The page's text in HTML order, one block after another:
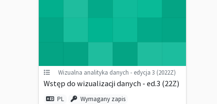
Wizualna analityka danych - edycja 3 (2022Z)
Wstęp do wizualizacji danych - ed.3 (22Z)
PL Wymagany zapis